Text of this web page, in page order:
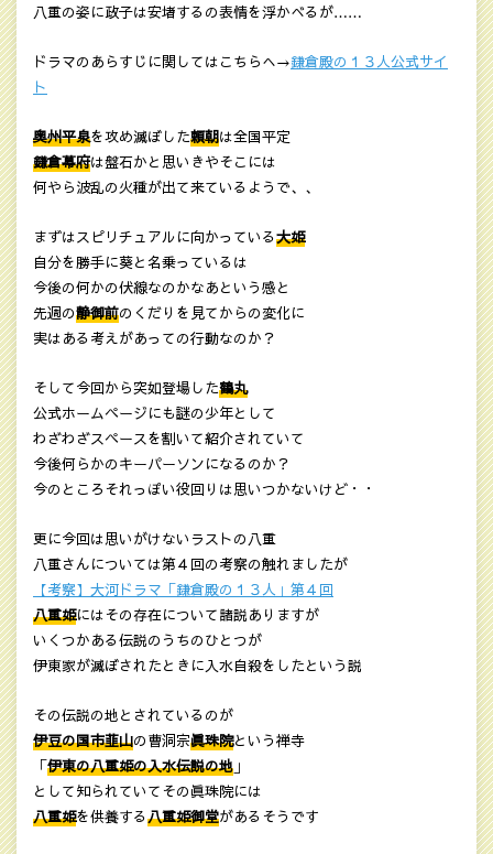
八重の姿に政子は安堵するの表情を浮かべるが……
ドラマのあらすじに関してはこちらへ→鎌倉殿の１３人公式サイ
ト
奥州平泉を攻め滅ぼした頼朝は全国平定
鎌倉幕府は盤石かと思いきやそこには
何やら波乱の火種が出て来ているようで、、
まずはスピリチュアルに向かっている大姫
自分を勝手に葵と名乗っているは
今後の何かの伏線なのかなあという感と
先週の静御前のくだりを見てからの変化に
実はある考えがあっての行動なのか？
そして今回から突如登場した鶴丸
公式ホームページにも謎の少年として
わざわざスペースを割いて紹介されていて
今後何らかのキーパーソンになるのか？
今のところそれっぽい役回りは思いつかないけど・・
更に今回は思いがけないラストの八重
八重さんについては第４回の考察の触れましたが
【考察】大河ドラマ「鎌倉殿の１３人」第４回
八重姫にはその存在について諸説ありますが
いくつかある伝説のうちのひとつが
伊東家が滅ぼされたときに入水自殺をしたという説
その伝説の地とされているのが
伊豆の国市韮山の曹洞宗眞珠院という禅寺
「伊東の八重姫の入水伝説の地 」
として知られていてその眞珠院には
八重姫を供養する八重姫御堂があるそうです